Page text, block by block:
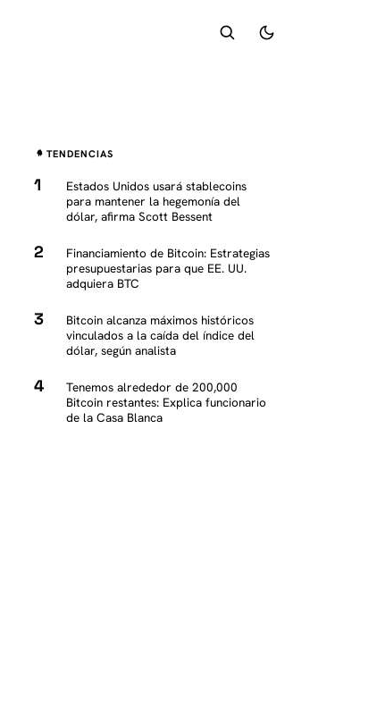
TENDENCIAS
Estados Unidos usará stablecoins
para mantener la hegemonía del
dólar, afirma Scott Bessent
Financiamiento de Bitcoin: Estrategias
presupuestarias para que EE. UU.
adquiera BTC
Bitcoin alcanza máximos históricos
vinculados a la caída del índice del
dólar, según analista
Tenemos alrededor de 200,000
Bitcoin restantes: Explica funcionario
de la Casa Blanca